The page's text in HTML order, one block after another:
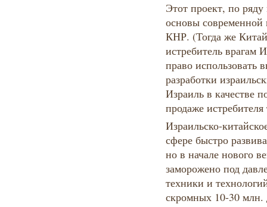
Этот проект, по
основы
КНР. (Тогда же
истребитель врагам
право использовать
разработки
Израиль в качестве
продаже
Израильско-
сфере быстро
но в начале нового
заморожено под
техники и
скромных 10-30 млн.